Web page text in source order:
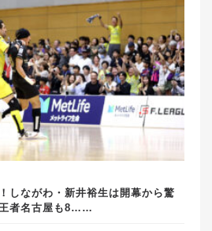
しながわ・新井裕生は開幕から驚
者名古屋も8……